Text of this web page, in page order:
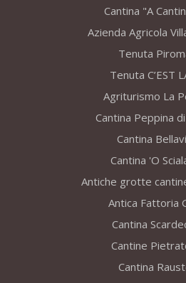
Cantina "A
Azienda Agricola
Tenuta
Tenuta C’EST
Agriturismo La
Cantina Peppina
Cantina
Cantina 'O
Antiche grotte
Antica Fattoria
Cantina
Cantine
Cantina